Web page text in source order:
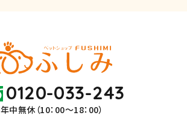
0120-033-243
年中無休（10：00～18：00）